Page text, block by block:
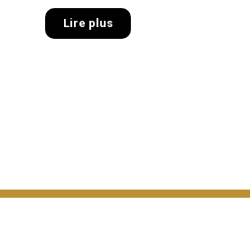
Lire plus